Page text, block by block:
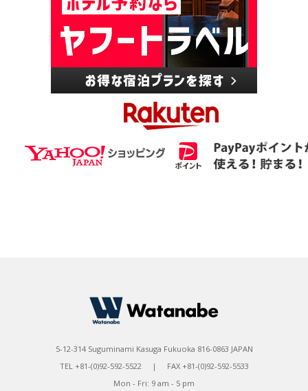
5-12-314 Suguminami Kasuga Fukuoka 816-0863 JAPAN
TEL +81-(0)92-592-5522 | FAX +81-(0)92-592-5533
Mon - Fri: 9 am - 5 pm